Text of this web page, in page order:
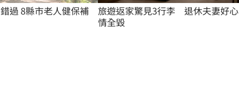
過 8縣市老人健保補
旅遊返家驚見3行李　退休夫妻好心
情全毀